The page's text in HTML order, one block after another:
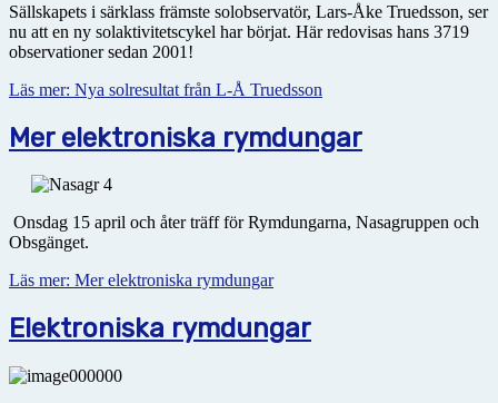
Sällskapets i särklass främste solobservatör, Lars-Åke Truedsson, ser
nu att en ny solaktivitetscykel har börjat. Här redovisas hans 3719
observationer sedan 2001!
Läs mer: Nya solresultat från L-Å Truedsson
Mer elektroniska rymdungar
Onsdag 15 april och åter träff för Rymdungarna, Nasagruppen och
Obsgänget.
Läs mer: Mer elektroniska rymdungar
Elektroniska rymdungar